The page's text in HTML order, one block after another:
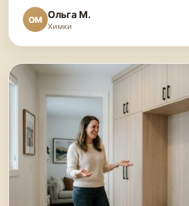
ОМ Ольга М.
Химки